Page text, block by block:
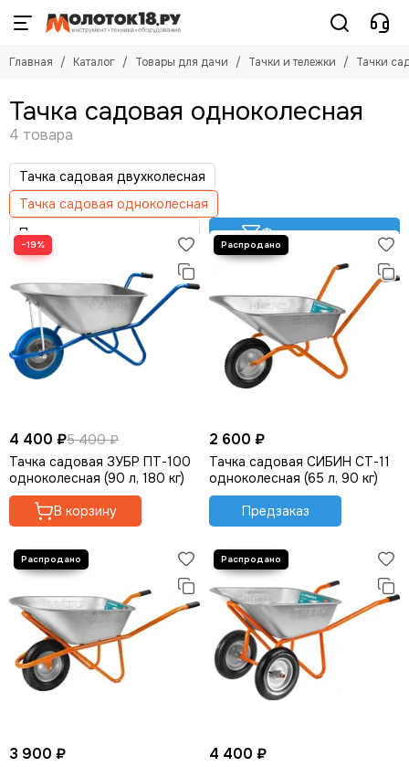
Товары для дачи
Тачки и тележки
Тачки строительные
Тележки хозяйственные
Шланги
Лестницы, стремянки
Лопаты
Садовые мойки
Садовые опрыскиватели
Скребки
Главная Каталог Товары для дачи Тачки и тележки Тачки
Тачка садовая одноколесная
Тачка садовая двухколесная
Тачка садовая одноколесная
Фильтр товаров
−19%
4 400 ₽5 400 ₽
Тачка садовая ЗУБР ПТ-100
одноколесная (90 л, 180 кг)
В корзину
2 600 ₽
Тачка садовая СИБИН СТ-11
одноколесная (65 л, 90 кг)
Предзаказ
3 900 ₽ 4 400 ₽